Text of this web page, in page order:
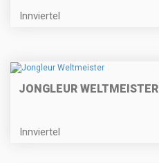
Innviertel
JONGLEUR WELTMEISTER
Innviertel